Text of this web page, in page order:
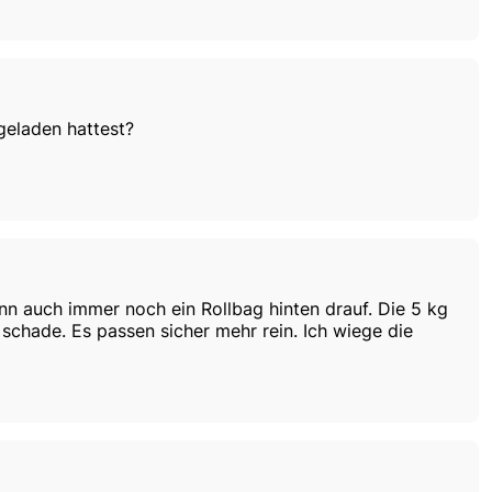
hattest?
auch immer noch ein Rollbag hinten drauf. Die 5 kg
Es passen sicher mehr rein. Ich wiege die